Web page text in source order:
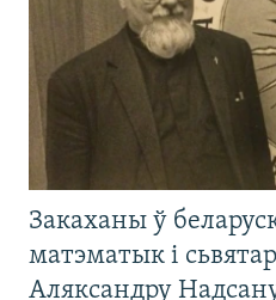
Закаханы ў
матэматык і
Аляксандру